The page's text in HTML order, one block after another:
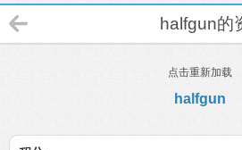
halfgun的
点击重新加载
halfgun